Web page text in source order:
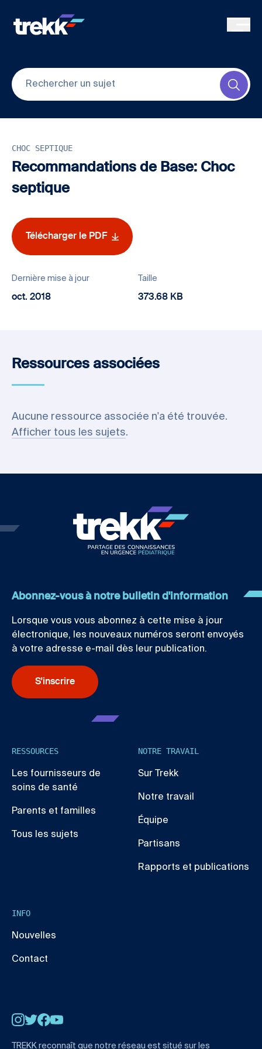
CHOC SEPTIQUE
Recommandations de Base: Choc
septique
Télécharger le PDF
Dernière mise à jour
oct. 2018
Taille
373.68 KB
Ressources associées
Aucune ressource associée n'a été trouvée.
Afficher tous les sujets.
Abonnez-vous à notre bulletin d'information
Lorsque vous vous abonnez à cette mise à jour
électronique, les nouveaux numéros seront envoyés
à votre adresse e-mail dès leur publication.
S'inscrire
RESSOURCES
Les fournisseurs de
soins de santé
Parents et familles
Tous les sujets
NOTRE TRAVAIL
Sur Trekk
Notre travail
Équipe
Partisans
Rapports et publications
INFO
Nouvelles
Contact
Instagram
Twitter
Facebook
TREKK reconnaît que notre réseau est situé sur les